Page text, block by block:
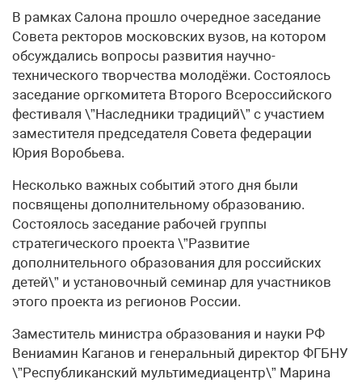
В рамках Салона прошло очередное заседание
Совета ректоров московских вузов, на котором
обсуждались вопросы развития научно-
технического творчества молодёжи. Состоялось
заседание оргкомитета Второго Всероссийского
фестиваля \”Наследники традиций\” с участием
заместителя председателя Совета федерации
Юрия Воробьева.
Несколько важных событий этого дня были
посвящены дополнительному образованию.
Состоялось заседание рабочей группы
стратегического проекта \”Развитие
дополнительного образования для российских
детей\” и установочный семинар для участников
этого проекта из регионов России.
Заместитель министра образования и науки РФ
Вениамин Каганов и генеральный директор ФГБНУ
\”Республиканский мультимедиацентр\” Марина